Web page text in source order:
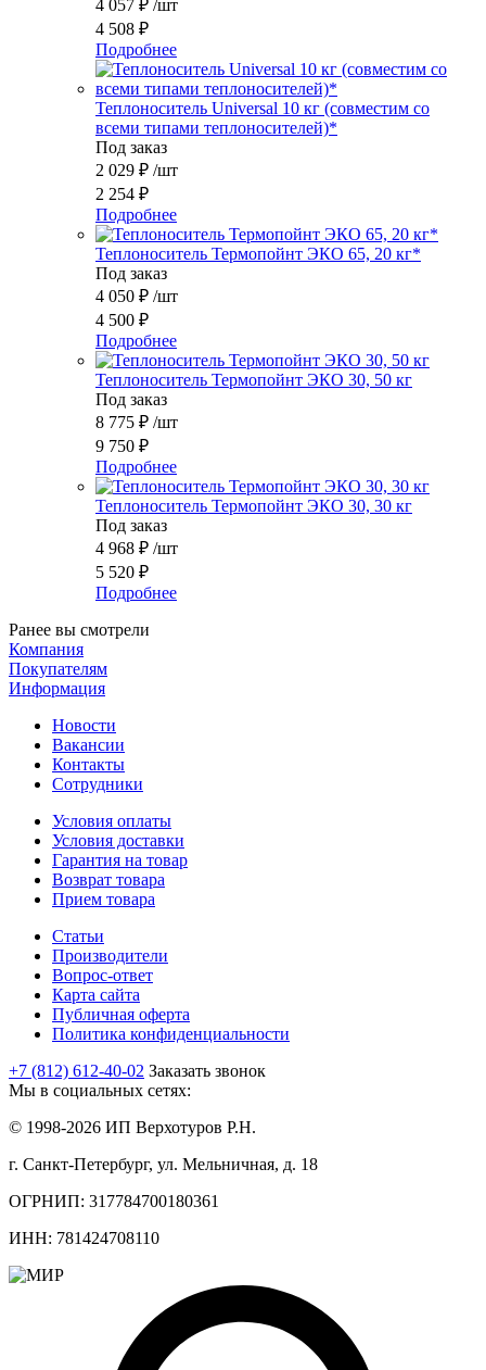
4 057 ₽ /шт
4 508 ₽
Подробнее
Теплоноситель Universal 10 кг (совместим со
всеми типами теплоносителей)*
Под заказ
2 029 ₽ /шт
2 254 ₽
Подробнее
Теплоноситель Термопойнт ЭКО 65, 20 кг*
Под заказ
4 050 ₽ /шт
4 500 ₽
Подробнее
Теплоноситель Термопойнт ЭКО 30, 50 кг
Под заказ
8 775 ₽ /шт
9 750 ₽
Подробнее
Теплоноситель Термопойнт ЭКО 30, 30 кг
Под заказ
4 968 ₽ /шт
5 520 ₽
Подробнее
Ранее вы смотрели
Компания
Покупателям
Информация
Новости
Вакансии
Контакты
Сотрудники
Условия оплаты
Условия доставки
Гарантия на товар
Возврат товара
Прием товара
Статьи
Производители
Вопрос-ответ
Карта сайта
Публичная оферта
Политика конфиденциальности
+7 (812) 612-40-02 Заказать звонок
Мы в социальных сетях:
© 1998-2026 ИП Верхотуров Р.Н.
г. Санкт-Петербург, ул. Мельничная, д. 18
ОГРНИП: 317784700180361
ИНН: 781424708110